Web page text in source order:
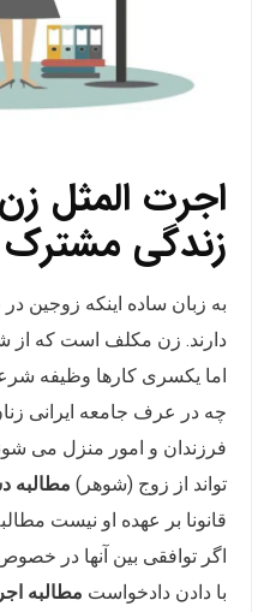
اجرت المثل
زندگی
به زبان ساده اینکه زوجین
دارند. زن مکلف است که از
اما یکسری کارها وظیفه
چه در عرف جامعه ایرانی
فرزندان و امور منزل می
تواند از زوج (شوهر) مطالبه
قانونا بر عهده او نیست
اگر توافقی بین آنها در
با دادن دادخواست مطالبه